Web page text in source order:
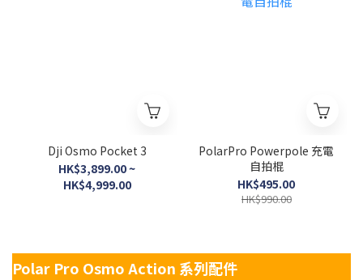
Dji Osmo Pocket 3
HK$3,899.00 ~
HK$4,999.00
PolarPro Powerpole 充電
自拍棍
HK$495.00
HK$990.00
Polar Pro Osmo Action 系列配件